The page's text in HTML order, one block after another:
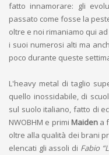
fatto innamorare: gli
passato come fosse la
oltre e noi rimaniamo qui
i suoi numerosi alti ma
poco durante queste
L'heavy metal di taglio
quello inossidabile, di
sul suolo italiano, fatto di
NWOBHM e primi Maidena
oltre alla qualità dei brani
elencati gli assoli di Fabio